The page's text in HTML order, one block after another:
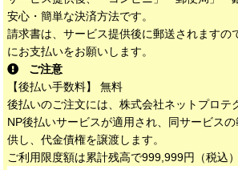
安心・簡単な決済方法です。
請求書は、サービス提供後に郵送されますの
にお支払いをお願いします。
ご注意
【後払い手数料】 無料
後払いのご注文には、株式会社ネットプロテ
NP後払いサービスが適用され、同サービス
供し、代金債権を譲渡します。
ご利用限度額は累計残高で999,999円（税込）